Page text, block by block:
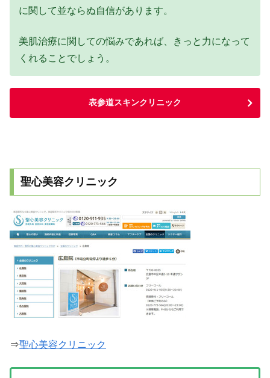
に関して並ならぬ自信があります。
美肌治療に関しての悩みであれば、きっと力になって
くれることでしょう。
表参道スキンクリニック
聖心美容クリニック
⇒聖心美容クリニック